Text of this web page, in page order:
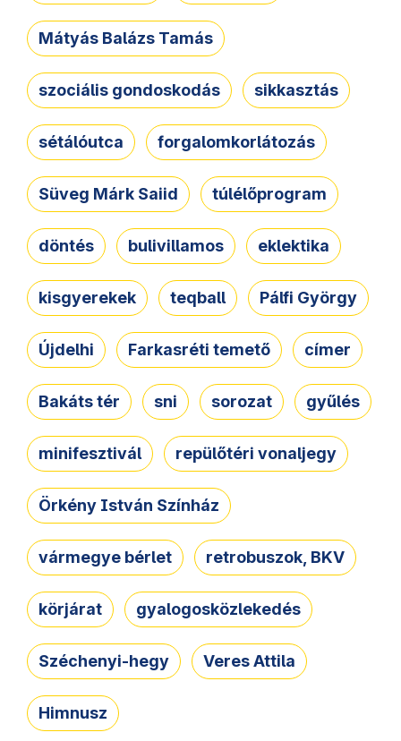
Mátyás Balázs Tamás
szociális gondoskodás sikkasztás
sétálóutca forgalomkorlátozás
Süveg Márk Saiid túlélőprogram
döntés bulivillamos eklektika
kisgyerekek teqball Pálfi György
Újdelhi Farkasréti temető címer
Bakáts tér sni sorozat gyűlés
minifesztivál repülőtéri vonaljegy
Örkény István Színház
vármegye bérlet retrobuszok, BKV
körjárat gyalogosközlekedés
Széchenyi-hegy Veres Attila
Himnusz